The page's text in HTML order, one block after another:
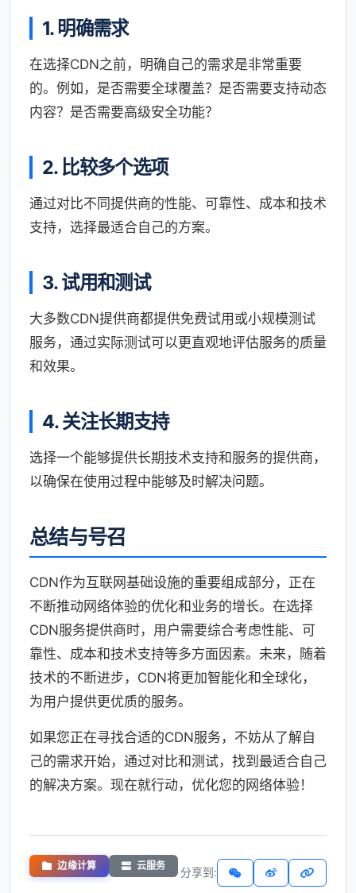
1. 明确需求
在选择CDN之前，明确自己的需求是非常重要
的。例如，是否需要全球覆盖？是否需要支持动态
内容？是否需要高级安全功能？
2. 比较多个选项
通过对比不同提供商的性能、可靠性、成本和技术
支持，选择最适合自己的方案。
3. 试用和测试
大多数CDN提供商都提供免费试用或小规模测试
服务，通过实际测试可以更直观地评估服务的质量
和效果。
4. 关注长期支持
选择一个能够提供长期技术支持和服务的提供商，
以确保在使用过程中能够及时解决问题。
总结与号召
CDN作为互联网基础设施的重要组成部分，正在
不断推动网络体验的优化和业务的增长。在选择
CDN服务提供商时，用户需要综合考虑性能、可
靠性、成本和技术支持等多方面因素。未来，随着
技术的不断进步，CDN将更加智能化和全球化，
为用户提供更优质的服务。
如果您正在寻找合适的CDN服务，不妨从了解自
己的需求开始，通过对比和测试，找到最适合自己
的解决方案。现在就行动，优化您的网络体验！
边缘计算 云服务 分享到: